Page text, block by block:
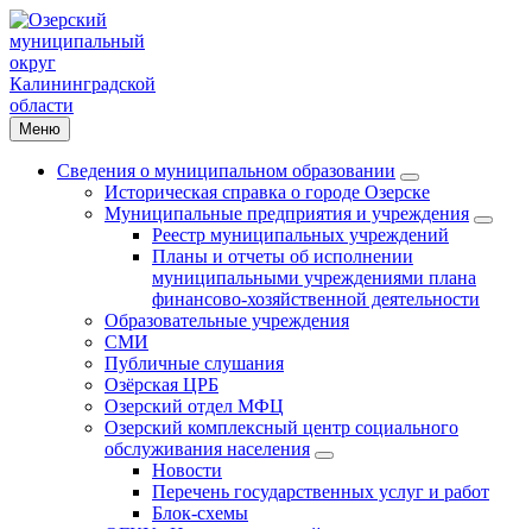
Меню
Сведения о муниципальном образовании
Историческая справка о городе Озерске
Муниципальные предприятия и учреждения
Реестр муниципальных учреждений
Планы и отчеты об исполнении
муниципальными учреждениями плана
финансово-хозяйственной деятельности
Образовательные учреждения
СМИ
Публичные слушания
Озёрская ЦРБ
Озерский отдел МФЦ
Озерский комплексный центр социального
обслуживания населения
Новости
Перечень государственных услуг и работ
Блок-схемы